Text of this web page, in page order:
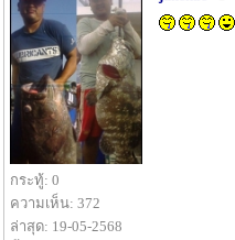
กระทู้: 0
ความเห็น: 372
ล่าสุด: 19-05-2568